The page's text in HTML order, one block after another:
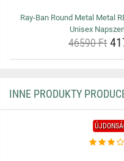
Ray-Ban Round Metal Metal
Unisex
46590 Ft
INNE PRODUKTY